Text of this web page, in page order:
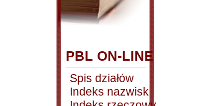
PBL ON-LINE
Spis działów
Indeks nazwisk